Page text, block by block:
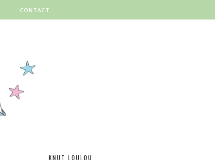
CONTACT
KNUT LOULOU